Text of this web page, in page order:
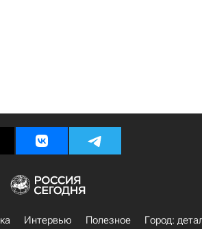
Интервью Полезное
Город: